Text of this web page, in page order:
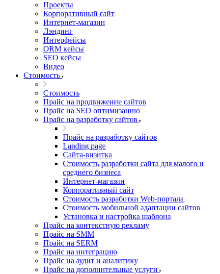
Проекты
Корпоративный сайт
Интернет-магазин
Лэндинг
Интерфейсы
ORM кейсы
SEO кейсы
Видео
Стоимость
Стоимость
Прайс на продвижение сайтов
Прайс на SEO оптимизацию
Прайс на разработку сайтов
Прайс на разработку сайтов
Landing page
Cайта-визитка
Стоимость разработки сайта для малого и
среднего бизнеса
Интернет-магазин
Корпоративный сайт
Стоимость разработки Web-портала
Стоимость мобильной адаптации сайтов
Установка и настройка шаблона
Прайс на контекстную рекламу
Прайс на SMM
Прайс на SERM
Прайс на интеграцию
Прайс на аудит и аналитику
Прайс на дополнительные услуги